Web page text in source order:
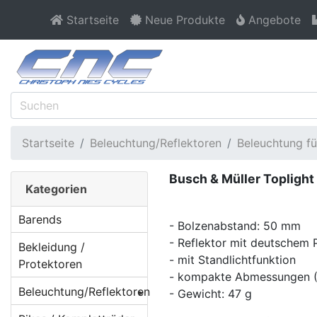
Startseite Neue Produkte Angebote
Startseite Beleuchtung/Reflektoren Beleuchtung
Busch & Müller
- Bolzenabstand: 50 mm
- Reflektor mit deutschem
- mit Standlichtfunktion
- kompakte Abmessungen (
- Gewicht: 47 g
Kategorien
Barends
Bekleidung /
Protektoren
Beleuchtung/Reflektoren